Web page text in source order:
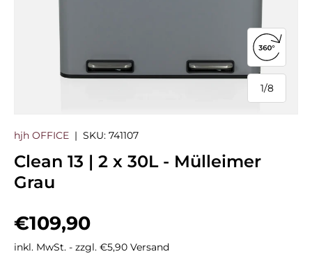
1/
von
8
360°-
hjh OFFICE | SKU: 741107
Clean 13 | 2 x 30L - Mülleimer
Grau
Normaler Preis
€109,90
inkl. MwSt. - zzgl. €5,90 Versand